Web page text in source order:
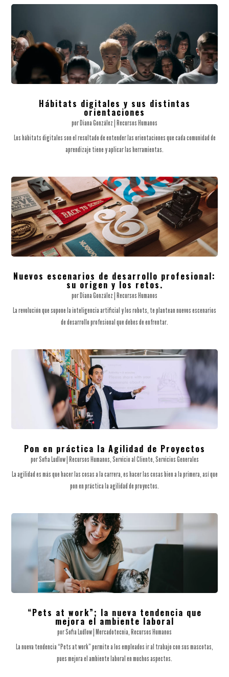
Hábitats digitales y sus distintas
orientaciones
porDiana González |Recursos Humanos
Los hábitats digitales son el resultado de entender las orientaciones que cada comunidad de
aprendizaje tiene y aplicar las herramientas.
Nuevos escenarios de desarrollo profesional:
su origen y los retos.
porDiana González |Recursos Humanos
La revolución que supone la inteligencia artificial y los robots, te plantean nuevos escenarios
de desarrollo profesional que debes de enfrentar.
Pon en práctica la Agilidad de Proyectos
porSofia Ludlow|Recursos Humanos,Servicio al Cliente,Servicios Generales
La agilidad es más que hacer las cosas a la carrera, es hacer las cosas bien a la primera, así que
pon en práctica la agilidad de proyectos.
“Pets at work”; la nueva tendencia que
mejora el ambiente laboral
porSofia Ludlow|Mercadotecnia,Recursos Humanos
La nueva tendencia “Pets at work” permite a los empleados ir al trabajo con sus mascotas,
pues mejora el ambiente laboral en muchos aspectos.